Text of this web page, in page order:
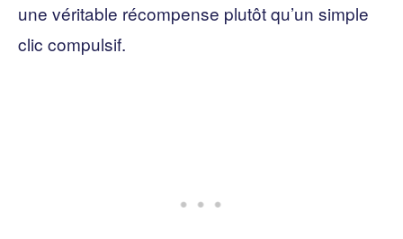
une véritable récompense plutôt qu’un simple
clic compulsif.